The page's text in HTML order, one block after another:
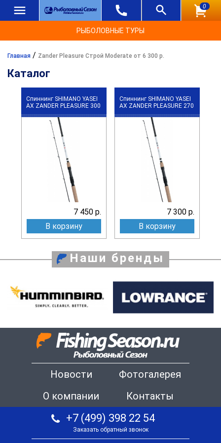
0
РЫБОЛОВНЫЕ ТУРЫ
Главная / Zander Pleasure Строй Moderate от 6 300 р.
Каталог
Спиннинг SHIMANO YASEI
АХ ZANDER PLEASURE 300
7 450 р.
В корзину
Спиннинг SHIMANO YASEI
АХ ZANDER PLEASURE 270
7 300 р.
В корзину
Наши бренды
Новости
Фотогалерея
О компании
Контакты
+7 (499) 398 22 54
Заказать обратный звонок